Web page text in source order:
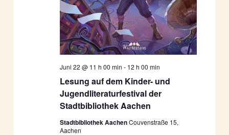
Lesung auf dem Kinder- und
Jugendliteraturfestival der
Stadtbibliothek Aachen
Juni 22 @ 11 h 00 min - 12 h 00 min
Stadtbibliothek AachenCouvenstraße 15,
Aachen